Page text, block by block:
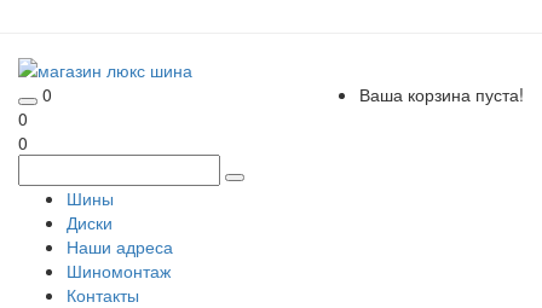
0
Ваша корзина пуста!
0
0
Шины
Диски
Наши адреса
Шиномонтаж
Контакты